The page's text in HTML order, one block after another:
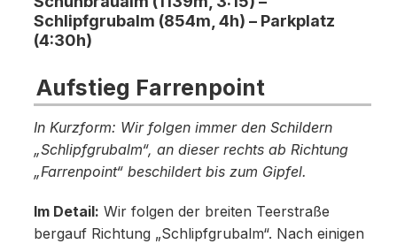
Schlipfgrubalm (854m, 4h) – Parkplatz
(4:30h)
Aufstieg Farrenpoint
In Kurzform: Wir folgen immer den Schildern
„Schlipfgrubalm“, an dieser rechts ab Richtung
„Farrenpoint“ beschildert bis zum Gipfel.
Im Detail: Wir folgen der breiten Teerstraße
bergauf Richtung „Schlipfgrubalm“. Nach einigen